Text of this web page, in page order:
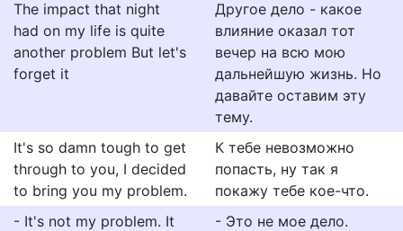
The impact that night
had on my life is quite
another problem But let's
forget it
Другое дело - какое
влияние оказал тот
вечер на всю мою
дальнейшую жизнь. Но
давайте оставим эту
тему.
It's so damn tough to get
through to you, I decided
to bring you my problem.
К тебе невозможно
попасть, ну так я
покажу тебе кое-что.
- It's not my problem. It
- Это не мое дело.